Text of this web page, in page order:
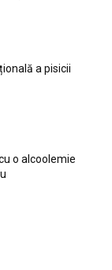
a pisicii
o alcoolemie